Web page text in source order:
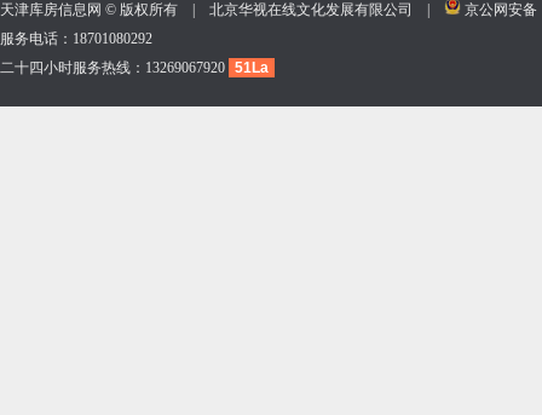
天津库房信息网 © 版权所有 | 北京华视在线文化发展有限公司 |
京公网安备
服务电话：18701080292
二十四小时服务热线：13269067920 51La